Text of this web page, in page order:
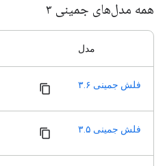
همه مدل‌های جمینی ۳
مدل
فلش جمینی ۳.۶
فلش جمینی ۳.۵